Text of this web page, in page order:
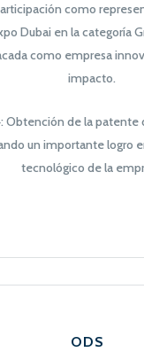
como
Dubai en la categoría
como empresa
impacto.
Obtención de la patente
un importante logro
tecnológico de la
ODS